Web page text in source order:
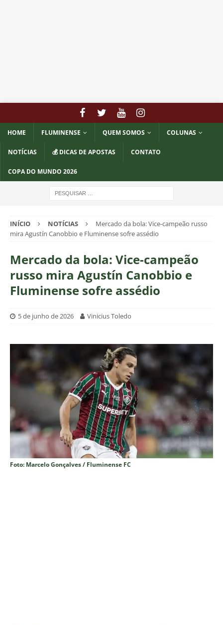
HOME FLUMINENSE QUEM SOMOS COLUNAS
NOTÍCIAS 💰 DICAS DE APOSTAS CONTATO
COPA DO MUNDO 2026
INÍCIO NOTÍCIAS
Mercado da bola: Vice-campeão russo
mira Agustín Canobbio e Fluminense sofre assédio
Mercado da bola: Vice-campeão
russo mira Agustín Canobbio e
Fluminense sofre assédio
5 de junho de 2026 Vinicius Toledo
Foto: Marcelo Gonçalves / Fluminense FC